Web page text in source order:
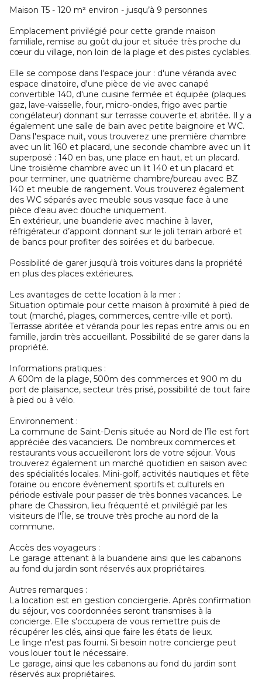
Maison T5 - 120 m² environ - jusqu’à 9 personnes
Emplacement privilégié pour cette grande maison
familiale, remise au goût du jour et située très proche du
cœur du village, non loin de la plage et des pistes cyclables.
Elle se compose dans l'espace jour : d'une véranda avec
espace dinatoire, d'une pièce de vie avec canapé
convertible 140, d'une cuisine fermée et équipée (plaques
gaz, lave-vaisselle, four, micro-ondes, frigo avec partie
congélateur) donnant sur terrasse couverte et abritée. Il y a
également une salle de bain avec petite baignoire et WC.
Dans l'espace nuit, vous trouverez une première chambre
avec un lit 160 et placard, une seconde chambre avec un lit
superposé : 140 en bas, une place en haut, et un placard.
Une troisième chambre avec un lit 140 et un placard et
pour terminer, une quatrième chambre/bureau avec BZ
140 et meuble de rangement. Vous trouverez également
des WC séparés avec meuble sous vasque face à une
pièce d'eau avec douche uniquement.
En extérieur, une buanderie avec machine à laver,
réfrigérateur d’appoint donnant sur le joli terrain arboré et
de bancs pour profiter des soirées et du barbecue.
Possibilité de garer jusqu'à trois voitures dans la propriété
en plus des places extérieures.
Les avantages de cette location à la mer :
Situation optimale pour cette maison à proximité à pied de
tout (marché, plages, commerces, centre-ville et port).
Terrasse abritée et véranda pour les repas entre amis ou en
famille, jardin très accueillant. Possibilité de se garer dans la
propriété.
Informations pratiques :
A 600m de la plage, 500m des commerces et 900 m du
port de plaisance, secteur très prisé, possibilité de tout faire
à pied ou à vélo.
Environnement :
La commune de Saint-Denis située au Nord de l’île est fort
appréciée des vacanciers. De nombreux commerces et
restaurants vous accueilleront lors de votre séjour. Vous
trouverez également un marché quotidien en saison avec
des spécialités locales. Mini-golf, activités nautiques et fête
foraine ou encore évènement sportifs et culturels en
période estivale pour passer de très bonnes vacances. Le
phare de Chassiron, lieu fréquenté et privilégié par les
visiteurs de l'Île, se trouve très proche au nord de la
commune.
Accès des voyageurs :
Le garage attenant à la buanderie ainsi que les cabanons
au fond du jardin sont réservés aux propriétaires.
Autres remarques :
La location est en gestion conciergerie. Après confirmation
du séjour, vos coordonnées seront transmises à la
concierge. Elle s'occupera de vous remettre puis de
récupérer les clés, ainsi que faire les états de lieux.
Le linge n'est pas fourni. Si besoin notre concierge peut
vous louer tout le nécessaire.
Le garage, ainsi que les cabanons au fond du jardin sont
réservés aux propriétaires.